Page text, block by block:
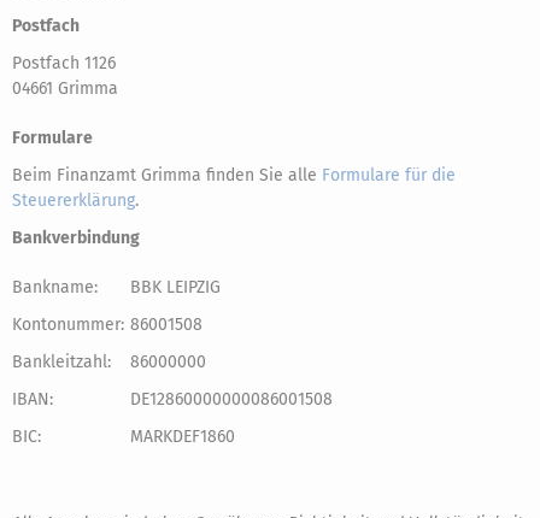
Postfach
Postfach 1126
04661 Grimma
Formulare
Beim Finanzamt Grimma finden Sie alle Formulare für die
Steuererklärung.
Bankverbindung
Bankname:
BBK LEIPZIG
Kontonummer: 86001508
Bankleitzahl:
86000000
IBAN:
DE12860000000086001508
BIC:
MARKDEF1860